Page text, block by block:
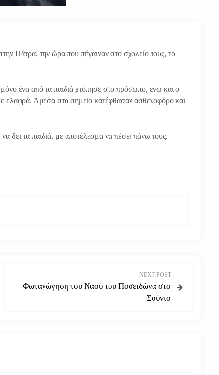
Πάτρα, την ώρα που πήγαιναν στο σχολείο τους, το
ένα από τα παιδιά χτύπησε στο πρόσωπο, ενώ και ο
ελαφρά. Άμεσα στο σημείο κατέφθασαν ασθενοφόρο και
δει τα παιδιά, με αποτέλεσμα να πέσει πάνω τους.
NEXT POST
Φωταγώγηση του Ναού του Ποσειδώνα στο
Σούνιο